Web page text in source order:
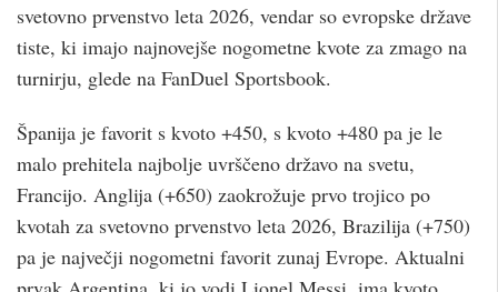
svetovno prvenstvo leta 2026, vendar so evropske države
tiste, ki imajo najnovejše nogometne kvote za zmago na
turnirju, glede na FanDuel Sportsbook.
Španija je favorit s kvoto +450, s kvoto +480 pa je le
malo prehitela najbolje uvrščeno državo na svetu,
Francijo. Anglija (+650) zaokrožuje prvo trojico po
kvotah za svetovno prvenstvo leta 2026, Brazilija (+750)
pa je največji nogometni favorit zunaj Evrope. Aktualni